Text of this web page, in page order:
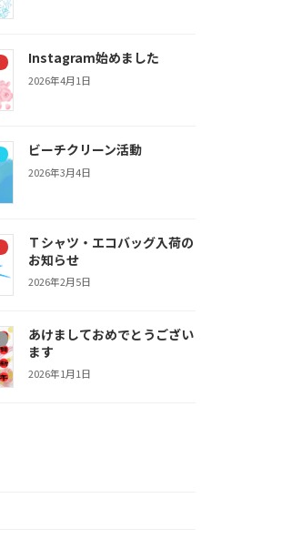
Instagram始めました
2026年4月1日
ビーチクリーン活動
2026年3月4日
Ｔシャツ・エコバッグ入荷の
お知らせ
2026年2月5日
あけましておめでとうござい
ます
2026年1月1日